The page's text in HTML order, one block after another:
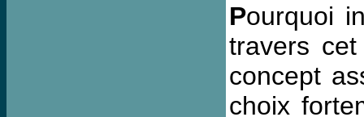
Pourquoi
travers
concept
choix